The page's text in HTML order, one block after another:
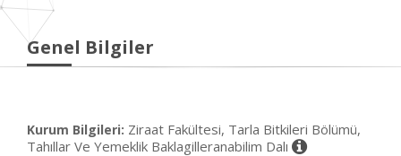
Genel Bilgiler
Kurum Bilgileri: Ziraat Fakültesi, Tarla Bitkileri Bölümü,
Tahıllar Ve Yemeklik Baklagilleranabilim Dalı